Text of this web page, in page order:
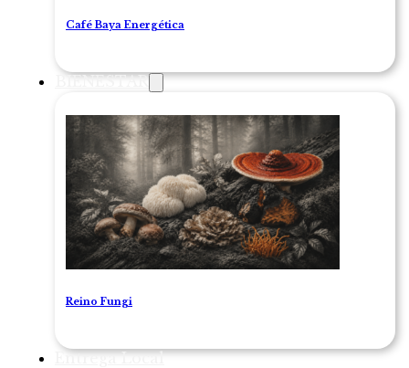
Café Baya Energética
BIENESTAR
Reino Fungi
Entrega Local